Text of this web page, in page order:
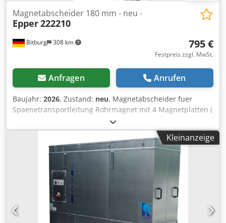
Bitburg 308 km
Magnetabscheider 180 mm - neu -
Epper222210
795 €
Festpreis zzgl. MwSt.
Anfragen Anrufen
Baujahr: 2026, Zustand: neu, Magnetabscheider fuer
Spaenetransportleitung Rohrmagnet mit 4 Magnetplatten (
Permanentmagnet ) Scharniertuer fuer leichtes Entfernen
der Metallteile Rohrdurchmesser: 180 mm Csdpfscqvhxjx
Ai Rsrf Sofort verfügbar Standort: Ab Lager 54634 Bitburg
Kleinanzeige